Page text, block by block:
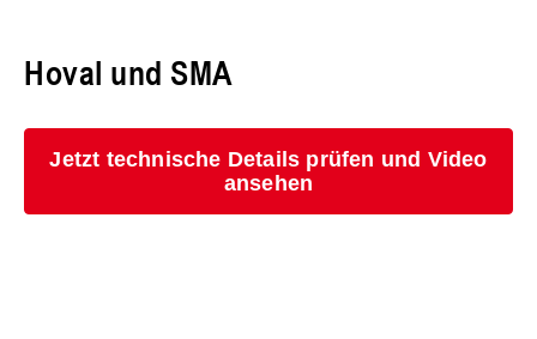
Hoval und SMA
Jetzt technische Details prüfen und Video
ansehen